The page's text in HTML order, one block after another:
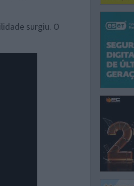
surgiu. O